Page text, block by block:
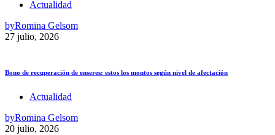
Actualidad
byRomina Gelsom
27 julio, 2026
Bono de recuperación de enseres: estos los montos según nivel de afectación
Actualidad
byRomina Gelsom
20 julio, 2026